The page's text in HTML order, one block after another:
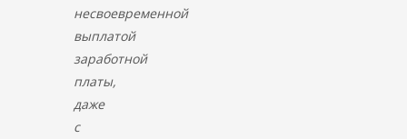
несвоевременной
выплатой
заработной
платы,
даже
с